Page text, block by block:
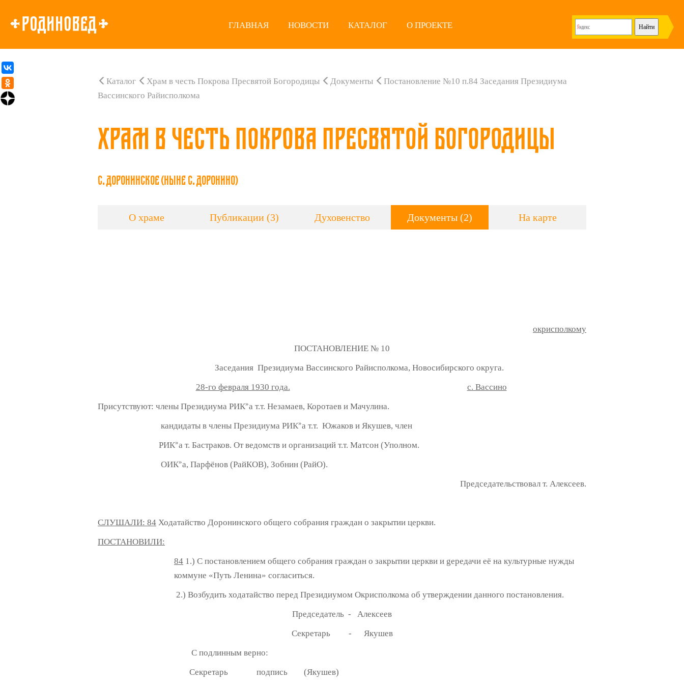
ГЛАВНАЯ НОВОСТИ КАТАЛОГ О ПРОЕКТЕ
Каталог Храм в честь Покрова Пресвятой Богородицы Документы
Постановление №10 п.84 Заседания Президиума
Вассинского Райисполкома
Храм в честь Покрова Пресвятой Богородицы
с. Доронинское (ныне с. Доронино)
О храме Публикации (3) Духовенство Документы (2) На карте
окрисполкому
ПОСТАНОВЛЕНИЕ № 10
Заседания Президиума Вассинского Райисполкома, Новосибирского округа.
28-го февраля 1930 года.
с. Вассино
Присутствуют: члены Президиума РИК»а т.т. Незамаев, Коротаев и Мачулина.
кандидаты в члены Президиума РИК»а т.т. Южаков и Якушев, член
РИК»а т. Бастраков. От ведомств и организаций т.т. Матсон (Уполном.
ОИК»а, Парфёнов (РайКОВ), Зобнин (РайО).
Председательствовал т. Алексеев.
СЛУШАЛИ: 84 Ходатайство Доронинского общего собрания граждан о закрытии церкви.
ПОСТАНОВИЛИ:
84 1.) С постановлением общего собрания граждан о закрытии церкви и gередачи её на культурные нужды
коммуне «Путь Ленина» согласиться.
2.) Возбудить ходатайство перед Президиумом Окрисполкома об утверждении данного постановления.
Председатель - Алексеев
Секретарь - Якушев
С подлинным верно:
Секретарь подпись (Якушев)